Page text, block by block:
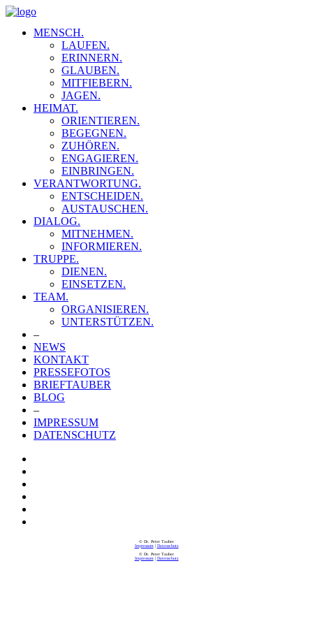
MENSCH.
LAUFEN.
ERINNERN.
GLAUBEN.
MITFIEBERN.
JAGEN.
HEIMAT.
ORIENTIEREN.
BEGEGNEN.
ZUHÖREN.
ENGAGIEREN.
EINBRINGEN.
VERANTWORTUNG.
ENTSCHEIDEN.
AUSTAUSCHEN.
DIALOG.
MITNEHMEN.
INFORMIEREN.
TRUPPE.
DIENEN.
EINSETZEN.
TEAM.
ORGANISIEREN.
UNTERSTÜTZEN.
–
NEWS
KONTAKT
PRESSEFOTOS
BRIEFTAUBER
BLOG
–
IMPRESSUM
DATENSCHUTZ
© Dr. Peter Tauber
Impressum| Datenschutz
© Dr. Peter Tauber
Impressum| Datenschutz